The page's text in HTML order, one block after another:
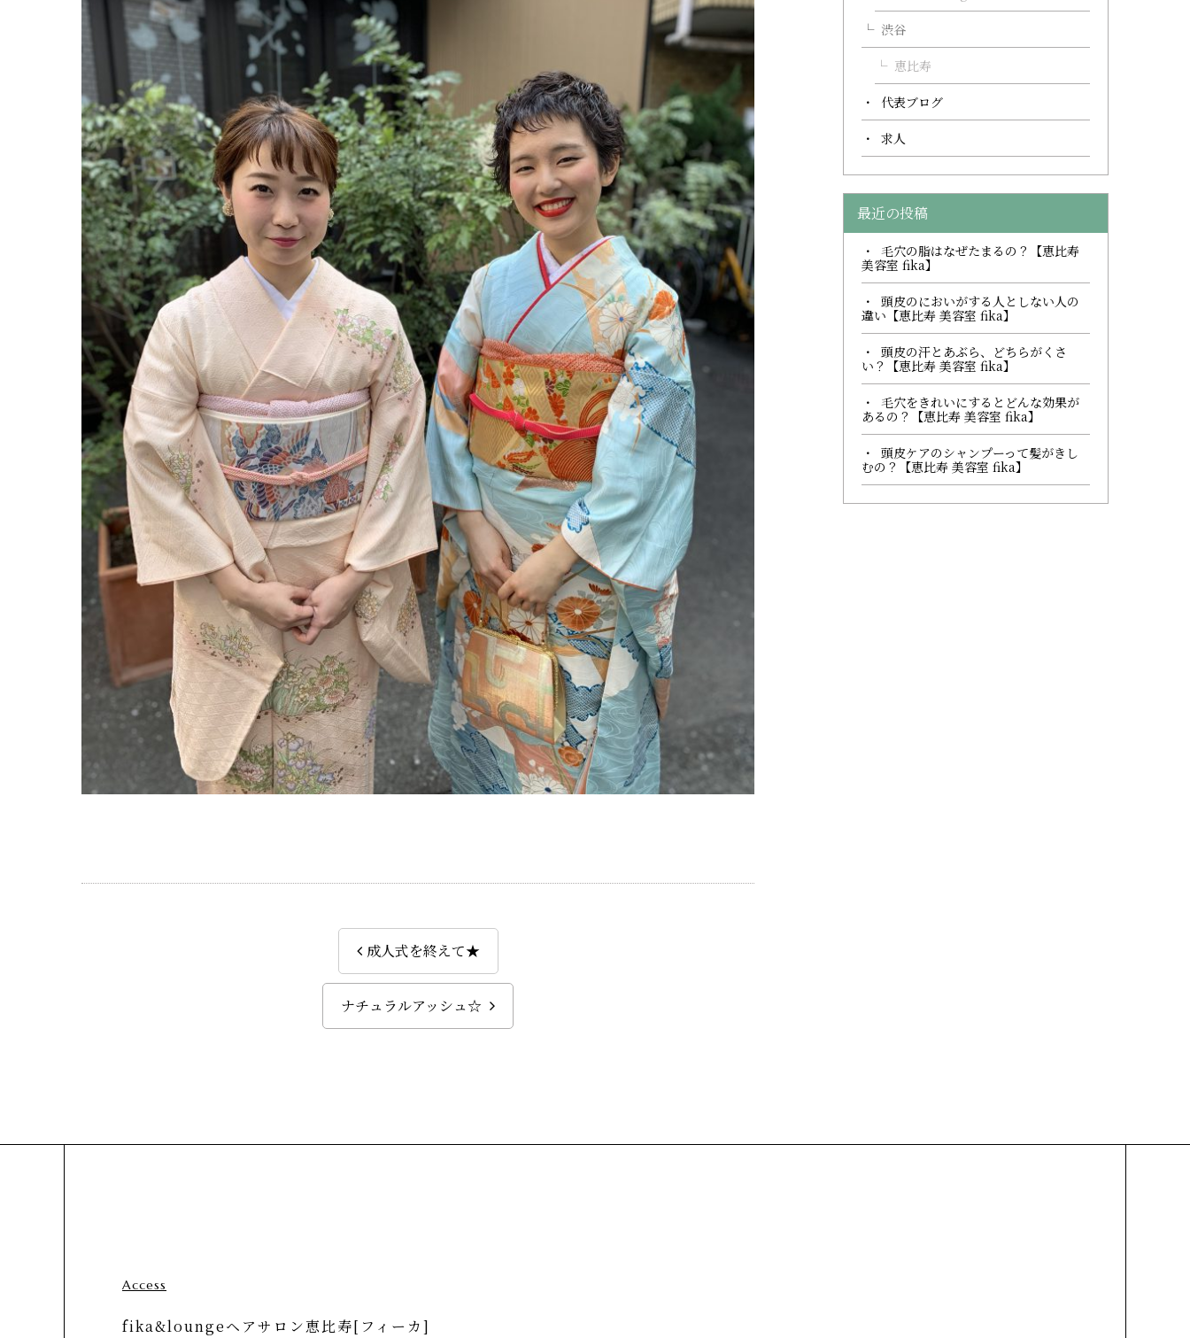
成人式を終えて★
ナチュラルアッシュ☆
渋谷
恵比寿
代表ブログ
求人
最近の投稿
毛穴の脂はなぜたまるの？【恵比寿
美容室 fika】
頭皮のにおいがする人としない人の
違い【恵比寿 美容室 fika】
頭皮の汗とあぶら、どちらがくさ
い？【恵比寿 美容室 fika】
毛穴をきれいにするとどんな効果が
あるの？【恵比寿 美容室 fika】
頭皮ケアのシャンプーって髪がきし
むの？【恵比寿 美容室 fika】
Access
fika&loungeヘアサロン恵比寿[フィーカ]